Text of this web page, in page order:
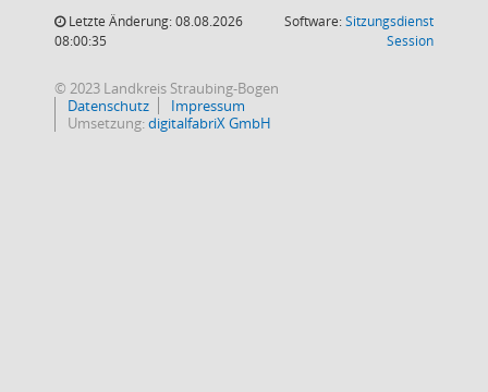
Letzte Änderung: 08.08.2026
08:00:35
Software:Sitzungsdienst
Session(Wird in
© 2023 Landkreis Straubing-Bogen
Datenschutz
Impressum
Umsetzung:digitalfabriX GmbH